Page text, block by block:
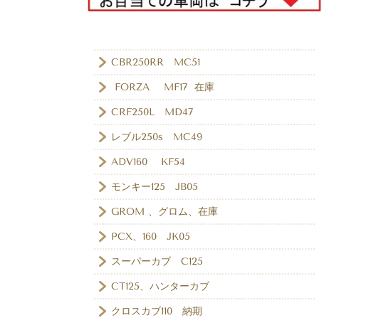
CBR250RR MC51
FORZA MF17 在庫
CRF250L MD47
レブル250s MC49
ADV160 KF54
モンキー125 JB05
GROM 、グロム、在庫
PCX、160 JK05
スーパーカブ C125
CT125、ハンターカブ
クロスカブ110 納期